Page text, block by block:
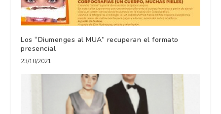
Los “Diumenges al MUA” recuperan el formato
presencial
23/10/2021